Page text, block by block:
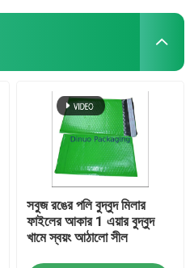
সবুজ রঙের পলি বুদ্বুদ মিলার
ফাইলের আকার 1 এয়ার বুদ্বুদ
খামে স্বয়ং আঠালো সীল